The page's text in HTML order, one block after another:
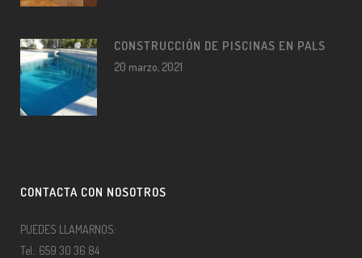
CONSTRUCCIÓN DE PISCINAS EN PALS
20 marzo, 2021
CONTACTA CON NOSOTROS
PUEDES LLAMARNOS:
Tel.: 659 30 36 84